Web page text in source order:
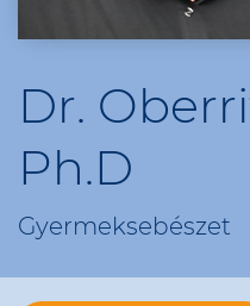
Dr.
Ph.D
Gyermeksebészet